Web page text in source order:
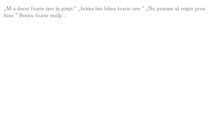
„M-a durut foarte tare în piept.” „Inima îmi bătea foarte tare.” „Nu puteam să respir prea
bine.” Pentru foarte mulţi…